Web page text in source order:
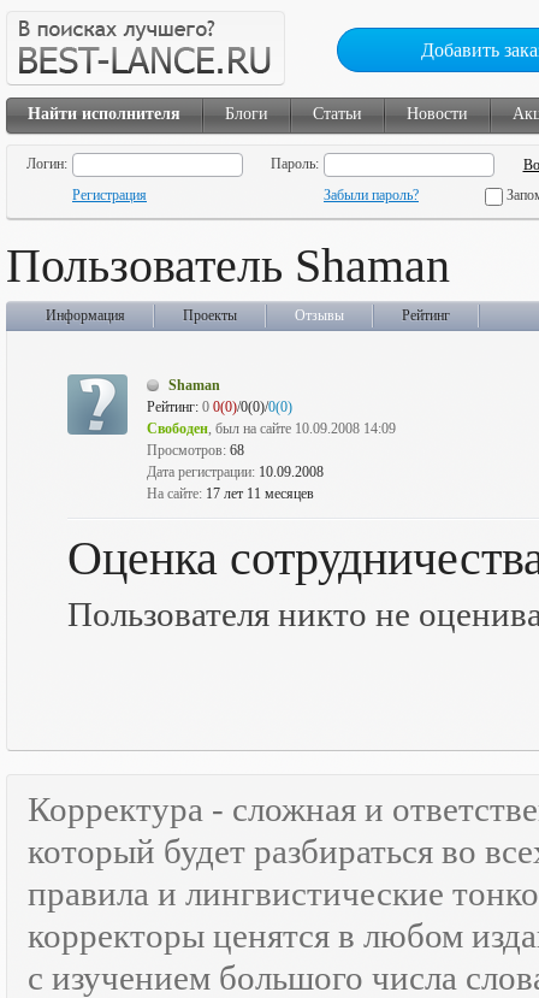
Добавить
Найти исполнителя Блоги Статьи Новости
Логин:
Пароль:
Регистрация
Забыли пароль?
Пользователь Shaman
Информация Проекты Отзывы Рейтинг
Shaman
Рейтинг: 0 0(0)/0(0)/0(0)
Свободен, был на сайте 10.09.2008 14:09
Просмотров: 68
Дата регистрации: 10.09.2008
На сайте: 17 лет 11 месяцев
Оценка
Пользователя никто не
Корректура - сложная и
который будет разбираться во
правила и лингвистические
корректоры ценятся в любом
с изучением большого числа